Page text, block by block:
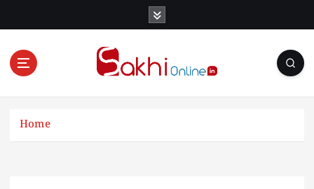
Online News Portal
Home